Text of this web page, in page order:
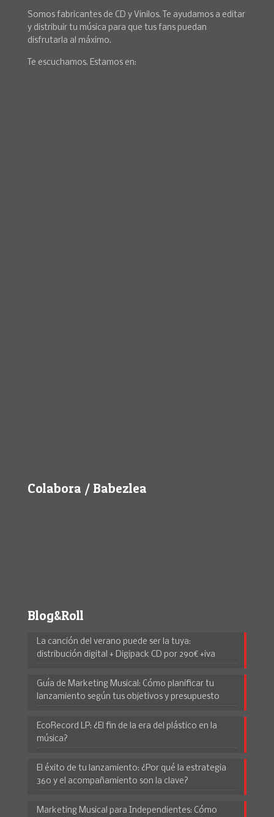
Somos fabricantes de CD y Vinilos. Te ayudamos a editar
y distribuir tu música para que tus fans puedan
disfrutarla al máximo.
Te escuchamos. Estamos en:
Colabora / Babezlea
Blog&Roll
La canción del verano puede ser la tuya:
distribución digital + Digipack CD por 290€ +iva
Guía de Marketing Musical: Cómo planificar tu
lanzamiento según tus objetivos y presupuesto
EcoRecord LP: ¿El fin de la era del plástico en la
música?
El éxito de tu lanzamiento: ¿Por qué la estrategia
360 y el acompañamiento son la clave?
Marketing Musical para Independientes: Cómo